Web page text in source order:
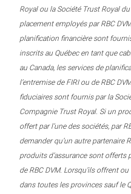
Royal ou la Société Trust Royal
placement employés par RBC
planification financière sont
inscrits au Québec en tant que
au Canada, les services de
l’entremise de FIRI ou de RBC
fiduciaires sont fournis par la
Compagnie Trust Royal. Si un
offert par l’une des sociétés, par
demander qu’un autre partenaire
produits d’assurance sont offerts
de RBC DVM. Lorsqu’ils offrent
dans toutes les provinces sauf le